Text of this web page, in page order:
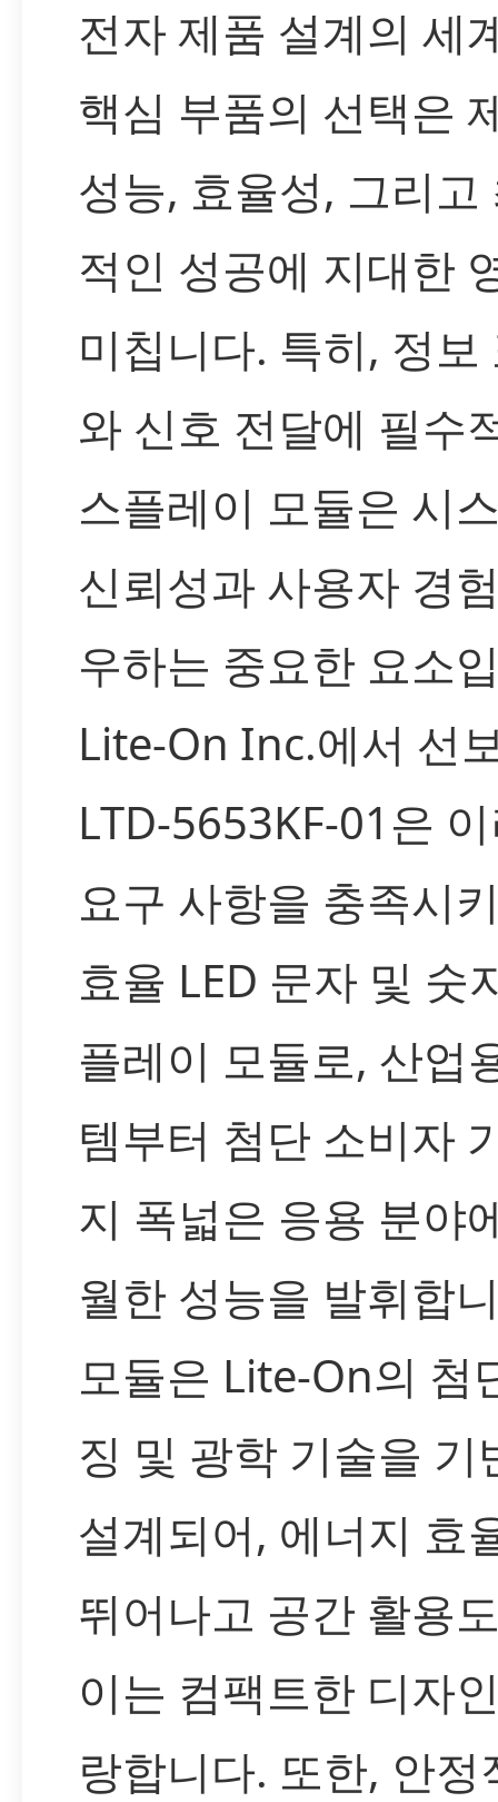
전자 제품 설계의 세
핵심 부품의 선택은
성능, 효율성, 그리고
적인 성공에 지대한
미칩니다. 특히, 정보
와 신호 전달에 필수
스플레이 모듈은 시
신뢰성과 사용자 경
우하는 중요한 요소
Lite-On Inc.에서 선
LTD-5653KF-01은
요구 사항을 충족시
효율 LED 문자 및 숫
플레이 모듈로, 산업
템부터 첨단 소비자
지 폭넓은 응용 분야
월한 성능을 발휘합
모듈은 Lite-On의 첨
징 및 광학 기술을 기
설계되어, 에너지 효
뛰어나고 공간 활용
이는 컴팩트한 디자
랑합니다. 또한, 안정